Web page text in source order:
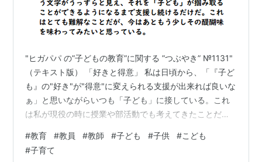
"ヒガパパ の”子どもの教育”に関する ”つぶやき” №1131"
（テキスト版） 「好きと得意」 私は日頃から、「『子ど
も』の"好き"が"得意"に変えられる支援が出来れば良いな
ぁ」と思いながらいつも「子ども」に接している。これ
は私が現役の時に授業や部活動でも考えてきたことだ。
ば似て非なりな言葉として捉えている。私が考えるに、
まず物事に対して"好き"という感情が湧き、その感情が
#教育 #教員 #教師 #子ども #子供 #こども
#子育て